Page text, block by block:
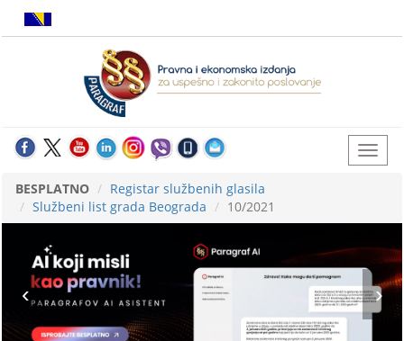
BESPLATNO
Registar službenih glasila
Službeni list grada Beograda
10/2021